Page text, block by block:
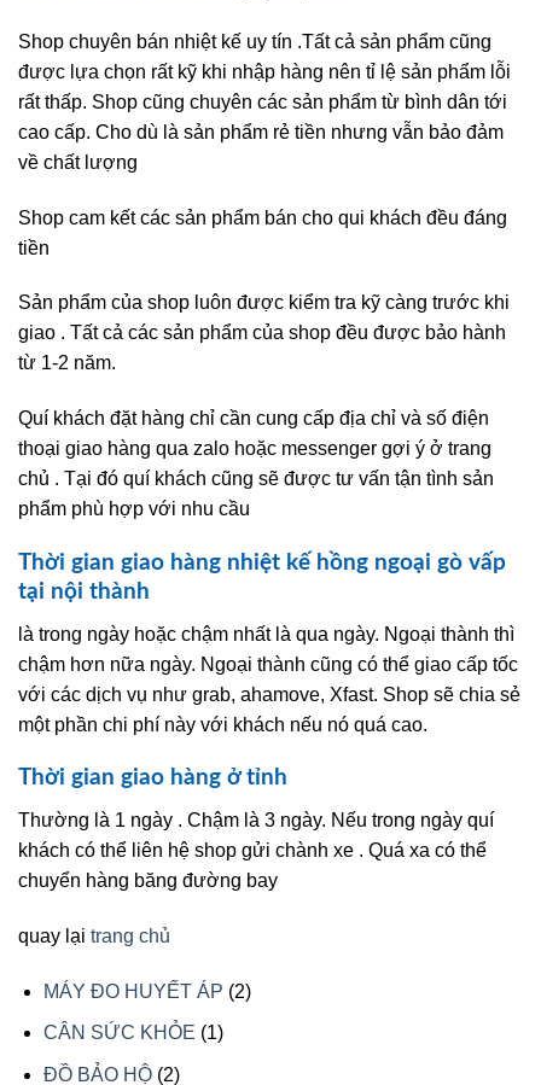
Shop chuyên bán nhiệt kế uy tín .Tất cả sản phẩm cũng
được lựa chọn rất kỹ khi nhập hàng nên tỉ lệ sản phẩm lỗi
rất thấp. Shop cũng chuyên các sản phẩm từ bình dân tới
cao cấp. Cho dù là sản phẩm rẻ tiền nhưng vẫn bảo đảm
về chất lượng
Shop cam kết các sản phẩm bán cho qui khách đều đáng
tiền
Sản phẩm của shop luôn được kiểm tra kỹ càng trước khi
giao . Tất cả các sản phẩm của shop đều được bảo hành
từ 1-2 năm.
Quí khách đặt hàng chỉ cần cung cấp địa chỉ và số điện
thoại giao hàng qua zalo hoặc messenger gợi ý ở trang
chủ . Tại đó quí khách cũng sẽ được tư vấn tận tình sản
phẩm phù hợp với nhu cầu
Thời gian giao hàng nhiệt kế hồng ngoại gò vấp
tại nội thành
là trong ngày hoặc chậm nhất là qua ngày. Ngoại thành thì
chậm hơn nữa ngày. Ngoại thành cũng có thể giao cấp tốc
với các dịch vụ như grab, ahamove, Xfast. Shop sẽ chia sẻ
một phần chi phí này với khách nếu nó quá cao.
Thời gian giao hàng ở tỉnh
Thường là 1 ngày . Chậm là 3 ngày. Nếu trong ngày quí
khách có thể liên hệ shop gửi chành xe . Quá xa có thể
chuyển hàng băng đường bay
quay lại trang chủ
MÁY ĐO HUYẾT ÁP 22
CÂN SỨC KHỎE 11
ĐỒ BẢO HỘ 22